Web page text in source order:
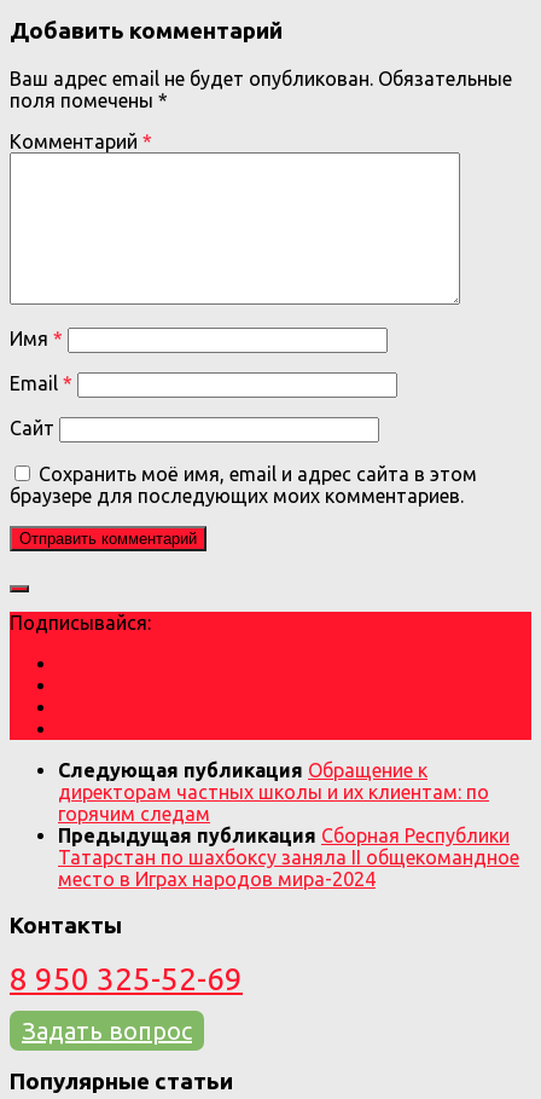
Добавить комментарий
Ваш адрес email не будет опубликован. Обязательные
поля помечены *
Комментарий *
Имя *
Email *
Сайт
Сохранить моё имя, email и адрес сайта в этом
браузере для последующих моих комментариев.
Подписывайся:
Следующая публикация Обращение к
директорам частных школы и их клиентам: по
горячим следам
Предыдущая публикация Сборная Республики
Татарстан по шахбоксу заняла II общекомандное
место в Играх народов мира-2024
Контакты
8 950 325-52-69
Задать вопрос
Популярные статьи